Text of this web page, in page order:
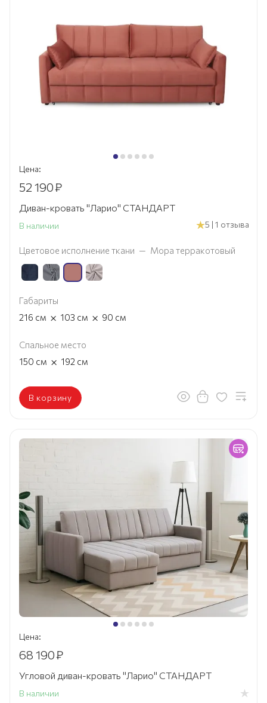
Цена:
52 190₽
Диван-кровать "Ларио" СТАНДАРТ
В наличии 5 | 1 отзыва
Цветовое исполнение ткани — Мора терракотовый
Габариты
216 см × 103 см × 90 см
Спальное место
150 см × 192 см
В корзину
Цена:
68 190₽
Угловой диван-кровать "Ларио" СТАНДАРТ
В наличии